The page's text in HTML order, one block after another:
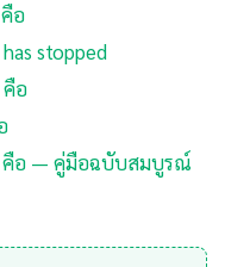
อ
stopped
คือ
คือ — คู่มือฉบับสมบูรณ์